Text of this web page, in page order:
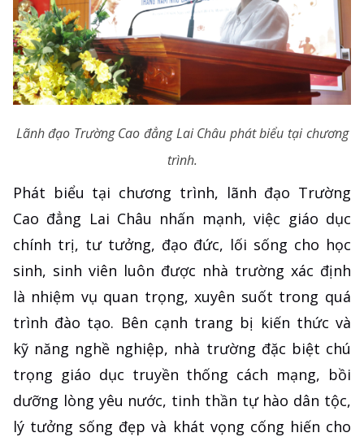
Lãnh đạo Trường Cao đẳng Lai Châu phát biểu tại chương
trình.
Phát biểu tại chương trình, lãnh đạo Trường
Cao đẳng Lai Châu nhấn mạnh, việc giáo dục
chính trị, tư tưởng, đạo đức, lối sống cho học
sinh, sinh viên luôn được nhà trường xác định
là nhiệm vụ quan trọng, xuyên suốt trong quá
trình đào tạo. Bên cạnh trang bị kiến thức và
kỹ năng nghề nghiệp, nhà trường đặc biệt chú
trọng giáo dục truyền thống cách mạng, bồi
dưỡng lòng yêu nước, tinh thần tự hào dân tộc,
lý tưởng sống đẹp và khát vọng cống hiến cho